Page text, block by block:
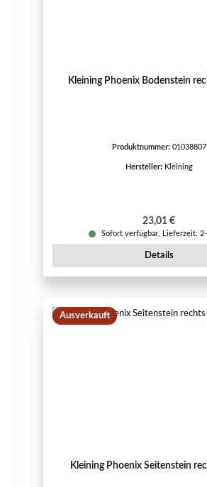
Kleining Phoenix Bodenstein
Produktnummer: 01038807
Hersteller: Kleining
Regulärer Preis:
23,01 €
Sofort verfügbar, Lieferzeit: 2-
Details
Ausverkauft
Kleining Phoenix Seitenstein